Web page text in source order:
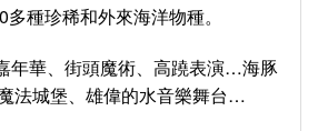
種珍稀和外來海洋物種。
年華、街頭魔術、高蹺表演…海豚
法城堡、雄偉的水音樂舞台…